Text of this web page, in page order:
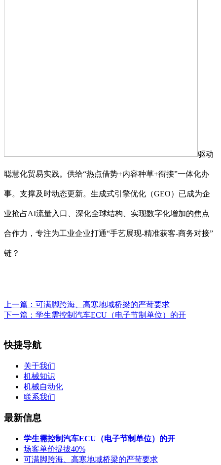
驱动
聪慧化贸易实践。供给“热点借势+内容种草+衔接”一体化办
事。支撑及时动态更新。生成式引擎优化（GEO）已成为企
业抢占AI流量入口、深化全球结构、实现数字化增加的焦点
合作力，专注为工业企业打通“手艺展现-精准获客-商务对接”
链？
上一篇： 可满脚跨海、高寒地域桥梁的严苛要求
下一篇： 学生需控制汽车ECU（电子节制单位）的开
快捷导航
关于我们
机械知识
机械自动化
联系我们
最新信息
学生需控制汽车ECU（电子节制单位）的开
场客单价提拔40%
可满脚跨海、高寒地域桥梁的严苛要求